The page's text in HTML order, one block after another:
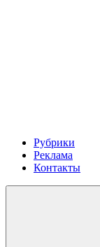
Рубрики
Реклама
Контакты